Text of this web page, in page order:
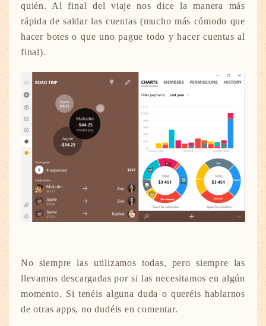
quién. Al final del viaje nos dice la manera más
rápida de saldar las cuentas (mucho más cómodo que
hacer botes o que uno pague todo y hacer cuentas al
final).
No siempre las utilizamos todas, pero siempre las
llevamos descargadas por si las necesitamos en algún
momento. Si tenéis alguna duda o queréis hablarnos
de otras apps, no dudéis en comentar.